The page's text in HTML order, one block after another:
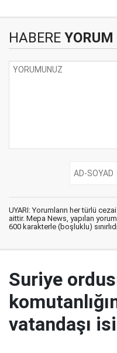
HABERE
UYARI: Yorumların her türlü
aittir. Mepa News, yapılan
600 karakterle (boşluklu)
Suriye
vatandaşı